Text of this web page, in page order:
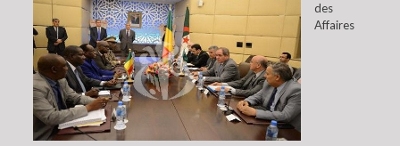
des
Affaires